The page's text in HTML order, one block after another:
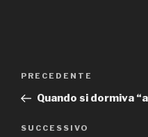
Articolo
precedente:
PRECEDENTE
Quando si dormiva
Articolo
SUCCESSIVO